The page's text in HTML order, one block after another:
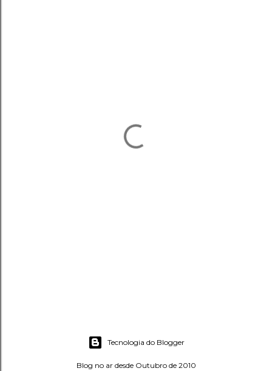
Tecnologia do Blogger
Blog no ar desde Outubro de 2010